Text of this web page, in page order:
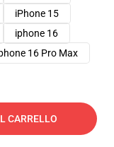
iPhone 15
iphone 16
16 Pro Max
CARRELLO